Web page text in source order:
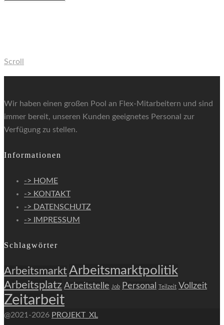
Scroll
Wir haben einen großen Pool an Flex-Mitarbeitern und sind
immer bereit, unseren Kunden geeignetes Personal zur
Verfügung zu stellen.
Informationen
-> HOME
-> KONTAKT
-> DATENSCHUTZ
-> IMPRESSUM
Schlagwörter
ArbeitsmarktArbeitsmarktpolitik
Arbeitsplatz Arbeitstelle Job Personal Teilzeit Vollzeit
Zeitarbeit
@2021-2026 PROJEKT_XL